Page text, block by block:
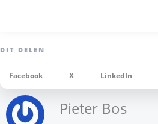
Facebook X LinkedIn
Pieter Bos